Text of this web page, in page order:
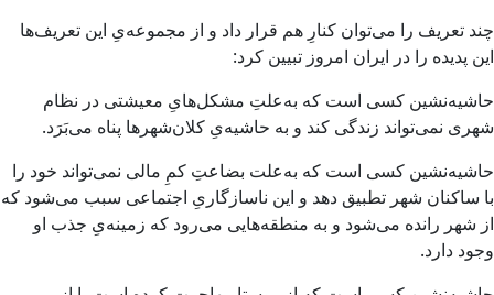
چند تعریف را می‌توان کنارِ هم قرار داد و از مجموعه‌یِ این تعریف‌ها
این پدیده را در ایران امروز تبیین کرد:
حاشیه‌نشین کسی است که به‌علتِ مشکل‌هایِ معیشتی در نظام
شهری نمی‌تواند زندگی کند و به حاشیه‌یِ کلان‌شهرها پناه می‌بَرَد.
حاشیه‌نشین کسی است که به‌علت بضاعتِ کمِ مالی نمی‌تواند خود را
با ساکنان شهر تطبیق دهد و این ناسازگاریِ اجتماعی سبب می‌شود که
از شهر رانده می‌شود و به منطقه‌هایی می‌رود که زمینه‌یِ جذب او
وجود دارد.